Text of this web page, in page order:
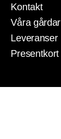
Kontakt
Våra gårdar
Leveranser
Presentkort